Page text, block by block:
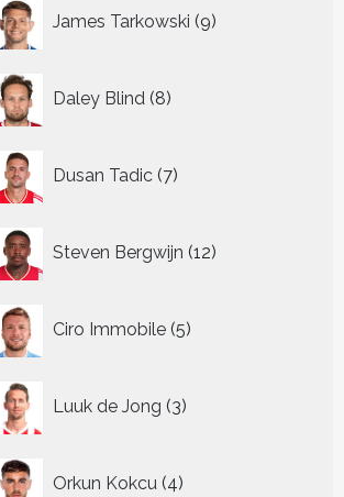
James Tarkowski 9
producten
Daley Blind 8
producten
Dusan Tadic 7
producten
Steven Bergwijn 12
producten
Ciro Immobile 5
producten
Luuk de Jong 3
producten
Orkun Kokcu 4